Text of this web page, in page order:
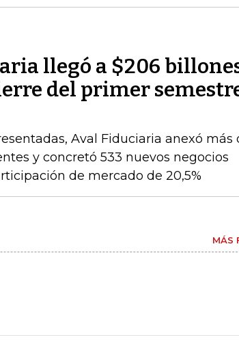
llegó a $206
del primer
Aval Fiduciaria anexó más
y concretó 533 nuevos negocios
de mercado de 20,5%
MÁS